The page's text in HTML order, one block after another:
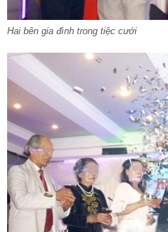
Hai bên gia đình trong tiệc cưới